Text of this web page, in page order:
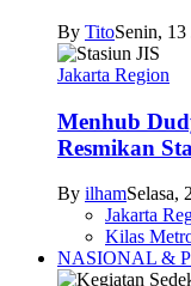
By TitoSenin,
Jakarta Region
Menhub
Resmikan
By ilhamSelasa,
Jakarta
Kilas
NASIONAL &